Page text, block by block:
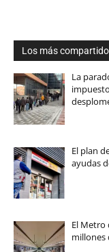
Los más
La
El plan
ayudas
El Metro
millones